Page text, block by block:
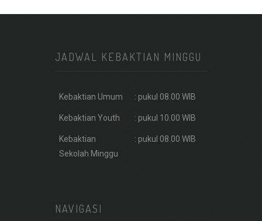
JADWAL KEBAKTIAN MINGGU
Kebaktian Umum : pukul 08.00 WIB
Kebaktian Youth : pukul 10.00 WIB
Kebaktian
Sekolah Minggu
: pukul 08.00 WIB
NAVIGASI